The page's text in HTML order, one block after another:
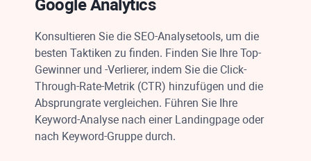
Google Analytics
Konsultieren Sie die SEO-Analysetools, um die
besten Taktiken zu finden. Finden Sie Ihre Top-
Gewinner und -Verlierer, indem Sie die Click-
Through-Rate-Metrik (CTR) hinzufügen und die
Absprungrate vergleichen. Führen Sie Ihre
Keyword-Analyse nach einer Landingpage oder
nach Keyword-Gruppe durch.